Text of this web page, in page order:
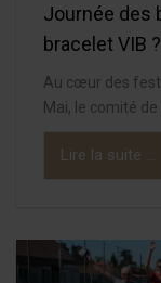
Journée des
bracelet VIB ?
Au cœur des
Mai, le comité
Lire la suite ...